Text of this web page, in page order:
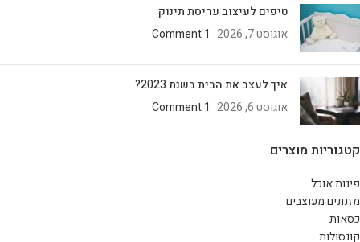
טיפים לעיצוב עריסת תינוק
אוגוסט 7, 2026
1 Comment
איך לעצב את הבית בשנת 2023?
אוגוסט 6, 2026
1 Comment
קטגוריות מוצרים
פינות אוכל
מזנונים מעוצבים
כסאות
קונסולות